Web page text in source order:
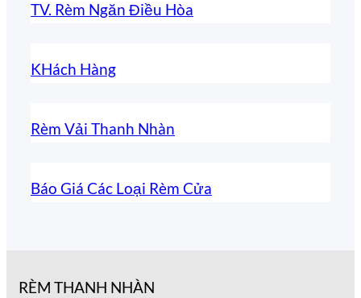
TV. Rèm Ngăn Điều Hòa
KHách Hàng
Rèm Vải Thanh Nhàn
Báo Giá Các Loại Rèm Cửa
RÈM THANH NHÀN